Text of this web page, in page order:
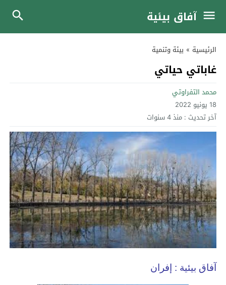
آفاق بيئية
الرئيسية » بيئة وتنمية
غاباتي حياتي
محمد التفراوتي
18 يونيو 2022
آخر تحديث : منذ 4 سنوات
آفاق بيئية : إفران